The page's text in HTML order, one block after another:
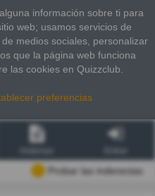
información sobre ti para
web; usamos servicios de
medios sociales, personalizar
que la página web funciona
las cookies en Quizzclub.
preferencias
Probar las inderectas